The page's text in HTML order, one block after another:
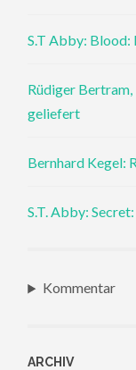
S.T Abby: Blood:
Rüdiger
geliefert
Bernhard Kegel:
S.T. Abby:
Kommentar
ARCHIV